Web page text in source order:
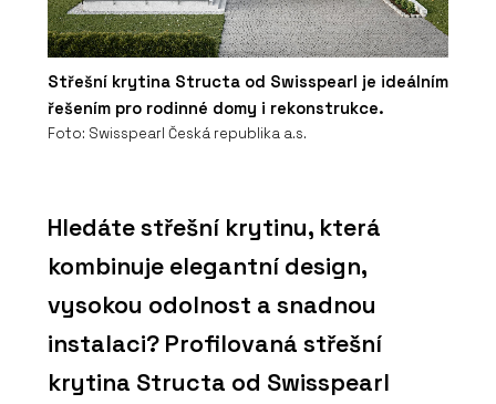
Střešní krytina Structa od Swisspearl je ideálním
řešením pro rodinné domy i rekonstrukce.
Foto: Swisspearl Česká republika a.s.
Hledáte střešní krytinu, která
kombinuje elegantní design,
vysokou odolnost a snadnou
instalaci? Profilovaná střešní
krytina Structa od Swisspearl